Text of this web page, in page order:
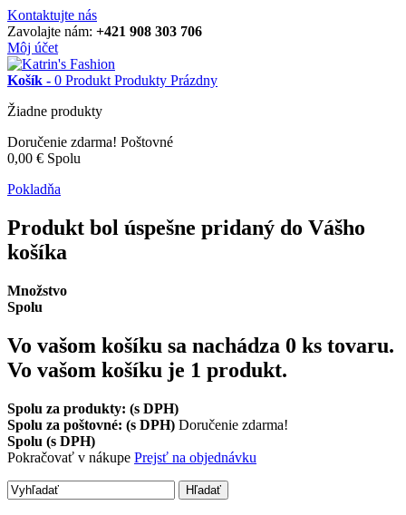
Kontaktujte nás
Zavolajte nám: +421 908 303 706
Môj účet
Košík - 0 Produkt Produkty Prázdny
Žiadne produkty
Doručenie zdarma! Poštovné
0,00 € Spolu
Pokladňa
Produkt bol úspešne pridaný do Vášho
košíka
Množstvo
Spolu
Vo vašom košíku sa nachádza 0 ks tovaru.
Vo vašom košíku je 1 produkt.
Spolu za produkty: (s DPH)
Spolu za poštovné: (s DPH) Doručenie zdarma!
Spolu (s DPH)
Pokračovať v nákupe Prejsť na objednávku
Hľadať